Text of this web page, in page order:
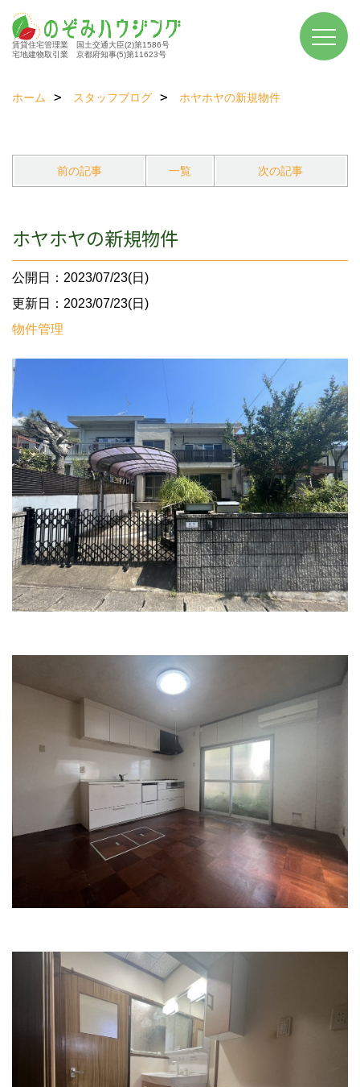
賃貸住宅管理業 国土交通大臣(2)第1586号
宅地建物取引業 京都府知事(5)第11623号
ホーム スタッフブログ ホヤホヤの新規物件
前の記事 一覧 次の記事
ホヤホヤの新規物件
公開日：2023/07/23(日)
更新日：2023/07/23(日)
物件管理